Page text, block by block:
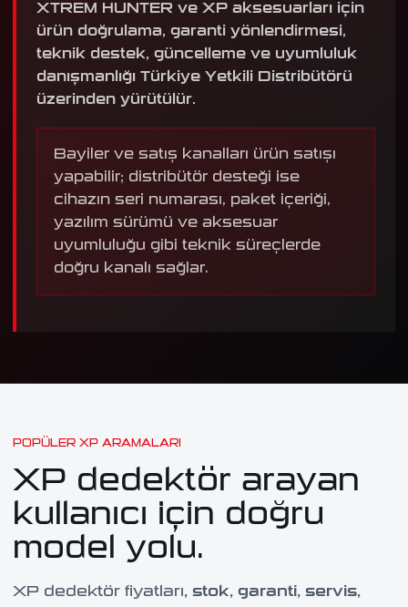
XTREM HUNTER ve XP aksesuarları için
ürün doğrulama, garanti yönlendirmesi,
teknik destek, güncelleme ve uyumluluk
danışmanlığı Türkiye Yetkili Distribütörü
üzerinden yürütülür.
Bayiler ve satış kanalları ürün satışı
yapabilir; distribütör desteği ise
cihazın seri numarası, paket içeriği,
yazılım sürümü ve aksesuar
uyumluluğu gibi teknik süreçlerde
doğru kanalı sağlar.
POPÜLER XP ARAMALARI
XP dedektör arayan
kullanıcı için doğru
model yolu.
XP dedektör fiyatları, stok, garanti, servis,